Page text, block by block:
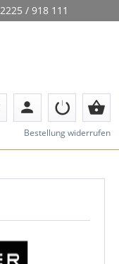
/ 918 111
person shopping_basket
Bestellung widerrufen